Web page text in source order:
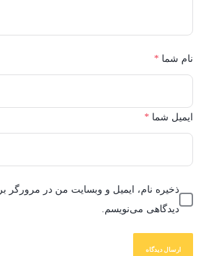
نام شما *
ایمیل شما *
ذخیره نام، ایمیل و وبسایت من در مرورگر
دیدگاهی می‌نویسم.